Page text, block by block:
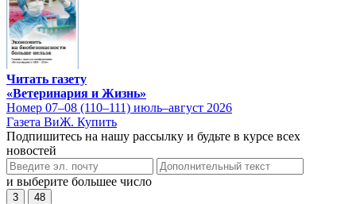
Читать газету
«Ветеринария и Жизнь»
Номер 07–08 (110–111) июль–август 2026
Газета ВиЖ. Купить
Подпишитесь на нашу рассылку и будьте в курсе всех
новостей
и выберите большее число
3 48